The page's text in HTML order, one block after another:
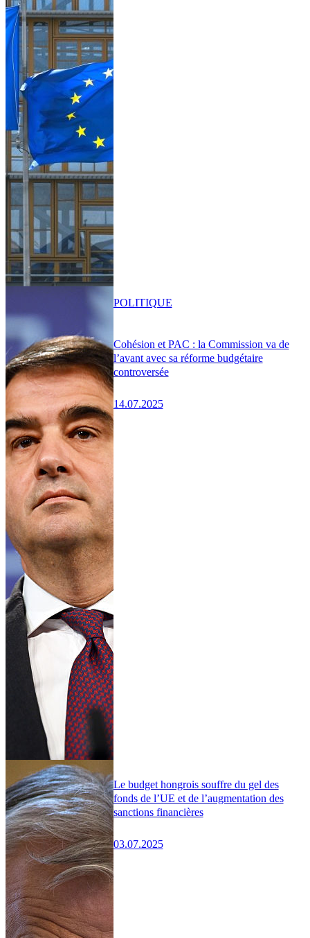
Cohésion et PAC : la Commission va de
l’avant avec sa réforme budgétaire
controversée
14.07.2025
POLITIQUE
Le budget hongrois souffre du gel des
fonds de l’UE et de l’augmentation des
sanctions financières
03.07.2025